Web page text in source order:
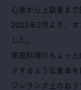
心者から上級者まで
2022年2月より、オ
した。
家庭料理のちょっ
クするような食卓を
ワンランク上のお